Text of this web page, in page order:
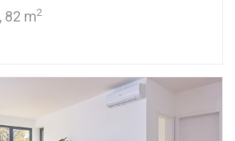
82 m2